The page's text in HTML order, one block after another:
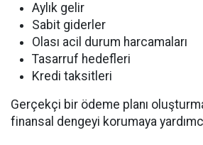
Aylık gelir
Sabit giderler
Olası acil durum harcamaları
Tasarruf hedefleri
Kredi taksitleri
Gerçekçi bir ödeme planı
finansal dengeyi korumaya